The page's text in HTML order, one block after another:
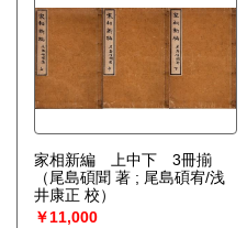
家相新編 上中下 3冊揃
（尾島碩聞 著 ; 尾島碩宥/浅
井康正 校）
￥11,000